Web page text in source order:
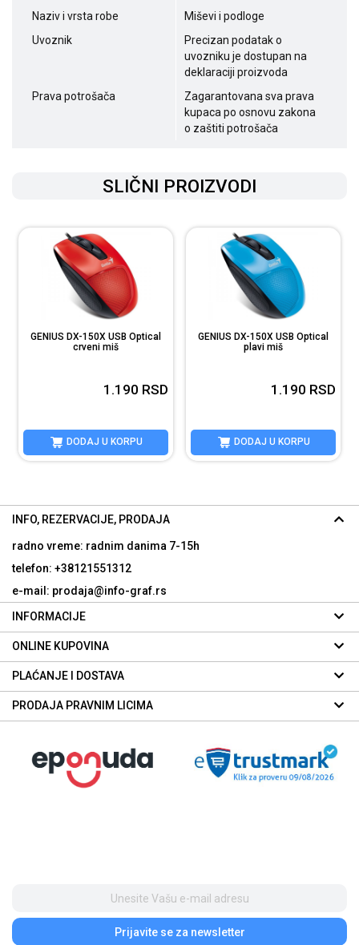
Naziv i vrsta robe
Miševi i podloge
Uvoznik
Precizan podatak o
uvozniku je dostupan na
deklaraciji proizvoda
Prava potrošača
Zagarantovana sva prava
kupaca po osnovu zakona
o zaštiti potrošača
SLIČNI PROIZVODI
GENIUS DX-150X USB Optical
crveni miš
1.190 RSD
DODAJ U KORPU
GENIUS DX-150X USB Optical
plavi miš
1.190 RSD
DODAJ U KORPU
Prijavite se za newsletter
INFO, REZERVACIJE, PRODAJA
radno vreme: radnim danima 7-15h
telefon: +38121551312
e-mail: prodaja@info-graf.rs
INFORMACIJE
ONLINE KUPOVINA
PLAĆANJE I DOSTAVA
PRODAJA PRAVNIM LICIMA